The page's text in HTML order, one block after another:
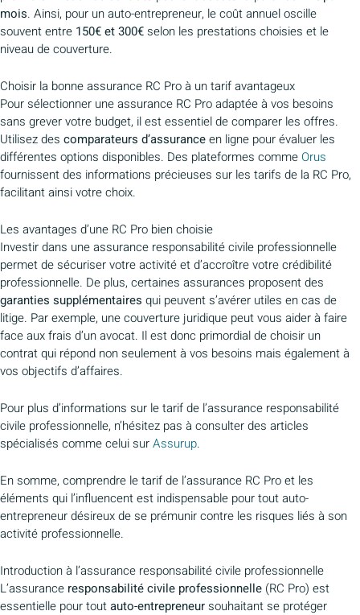
mois. Ainsi, pour un auto-entrepreneur, le coût annuel oscille
souvent entre 150€ et 300€selon les prestations choisies et le
niveau de couverture.
Choisir la bonne assurance RC Pro à un tarif avantageux
Pour sélectionner une assurance RC Pro adaptée à vos besoins
sans grever votre budget, il est essentiel de comparer les offres.
Utilisez des comparateurs d’assuranceen ligne pour évaluer les
différentes options disponibles. Des plateformes comme Orus
fournissent des informations précieuses sur les tarifs de la RC Pro,
facilitant ainsi votre choix.
Les avantages d’une RC Pro bien choisie
Investir dans une assurance responsabilité civile professionnelle
permet de sécuriser votre activité et d’accroître votre crédibilité
professionnelle. De plus, certaines assurances proposent des
garanties supplémentaires qui peuvent s’avérer utiles en cas de
litige. Par exemple, une couverture juridique peut vous aider à faire
face aux frais d’un avocat. Il est donc primordial de choisir un
contrat qui répond non seulement à vos besoins mais également à
vos objectifs d’affaires.
Pour plus d’informations sur le tarif de l’assurance responsabilité
civile professionnelle, n’hésitez pas à consulter des articles
spécialisés comme celui surAssurup.
En somme, comprendre le tarif de l’assurance RC Pro et les
éléments qui l’influencent est indispensable pour tout auto-
entrepreneur désireux de se prémunir contre les risques liés à son
activité professionnelle.
Introduction à l’assurance responsabilité civile professionnelle
L’assurance responsabilité civile professionnelle (RC Pro) est
essentielle pour toutauto-entrepreneursouhaitant se protéger